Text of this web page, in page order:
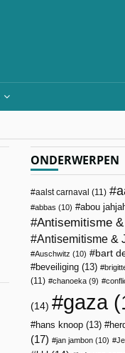
ONDERWERPEN
aalst carnaval (11)
abbas (10) abou
Antisemitisme
Antisemitisme &
Auschwitz (10) bart
beveiliging (13)
(11)
chanoeka (9)
(14) gaza
hans knoop (13)
(17)
jan jambon (10)